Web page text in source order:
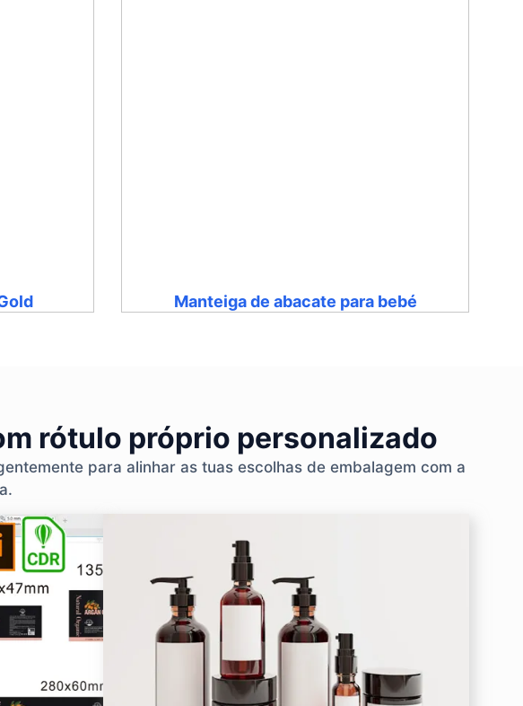
Manteiga de abacate para bebé
rótulo próprio personalizado
para alinhar as tuas escolhas de embalagem com a